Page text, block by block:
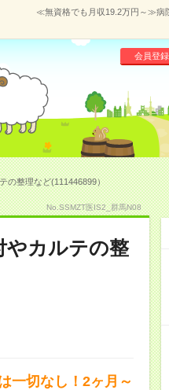
≪無資格でも月収19.2万円～≫病
会員登録
の整理など(111446899）
No.SSMZT医IS2_群馬N08
カルテの整
一切なし！2ヶ月～